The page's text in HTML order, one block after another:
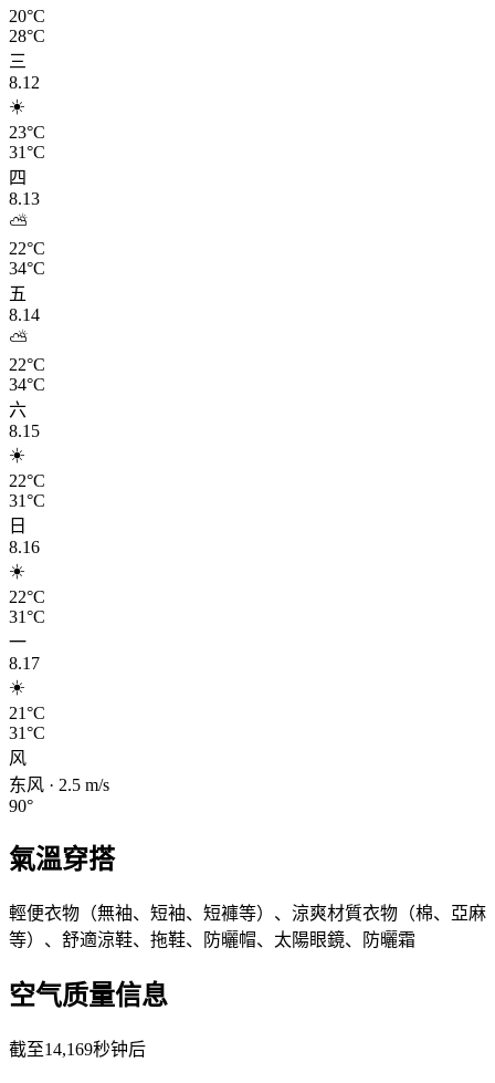
20°C
28°C
三
8.12
☀️
23°C
31°C
四
8.13
⛅
22°C
34°C
五
8.14
⛅
22°C
34°C
六
8.15
☀️
22°C
31°C
日
8.16
☀️
22°C
31°C
一
8.17
☀️
21°C
31°C
风
东风 · 2.5 m/s
90°
氣溫穿搭
輕便衣物（無袖、短袖、短褲等）、涼爽材質衣物（棉、亞麻
等）、舒適涼鞋、拖鞋、防曬帽、太陽眼鏡、防曬霜
空气质量信息
截至14,169秒钟后